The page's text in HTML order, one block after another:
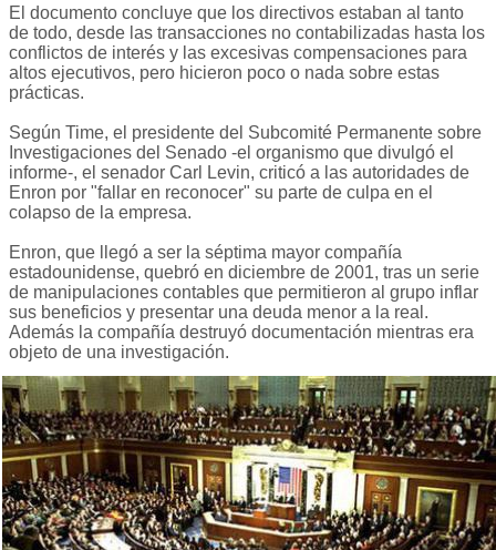
El documento concluye que los directivos estaban al tanto
de todo, desde las transacciones no contabilizadas hasta los
conflictos de interés y las excesivas compensaciones para
altos ejecutivos, pero hicieron poco o nada sobre estas
prácticas.
Según Time, el presidente del Subcomité Permanente sobre
Investigaciones del Senado -el organismo que divulgó el
informe-, el senador Carl Levin, criticó a las autoridades de
Enron por "fallar en reconocer" su parte de culpa en el
colapso de la empresa.
Enron, que llegó a ser la séptima mayor compañía
estadounidense, quebró en diciembre de 2001, tras un serie
de manipulaciones contables que permitieron al grupo inflar
sus beneficios y presentar una deuda menor a la real.
Además la compañía destruyó documentación mientras era
objeto de una investigación.